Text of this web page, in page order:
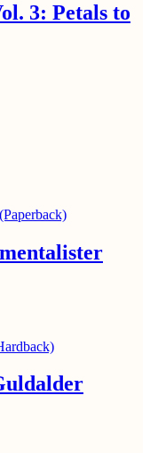
3: Petals to